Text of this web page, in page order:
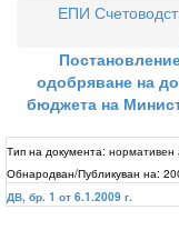
ЕПИ
одобряване на
бюджета на
Тип на документа: нормативен
Обнародван/Публикуван на:
ДВ, бр. 1 от 6.1.2009 г.